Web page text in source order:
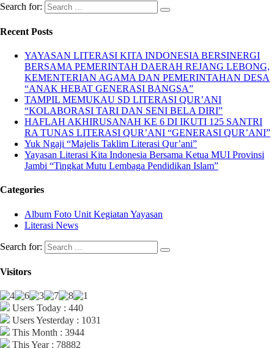
Search for:
Recent Posts
YAYASAN LITERASI KITA INDONESIA BERSINERGI
BERSAMA PEMERINTAH DAERAH REJANG LEBONG,
KEMENTERIAN AGAMA DAN PEMERINTAHAN DESA
“ANAK HEBAT GENERASI BANGSA”
TAMPIL MEMUKAU SD LITERASI QUR’ANI
“KOLABORASI TARI DAN SENI BELA DIRI”
HAFLAH AKHIRUSANAH KE 6 DI IKUTI 125 SANTRI
RA TUNAS LITERASI QUR’ANI “GENERASI QUR’ANI”
Yuk Ngaji “Majelis Taklim Literasi Qur’ani”
Yayasan Literasi Kita Indonesia Bersama Ketua MUI Provinsi
Jambi “Tingkat Mutu Lembaga Pendidikan Islam”
Categories
Album Foto Unit Kegiatan Yayasan
Literasi News
Search for:
Visitors
Users Today : 440
Users Yesterday : 1031
This Month : 3944
This Year : 78882